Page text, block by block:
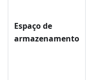
Espaço de
armazenamento